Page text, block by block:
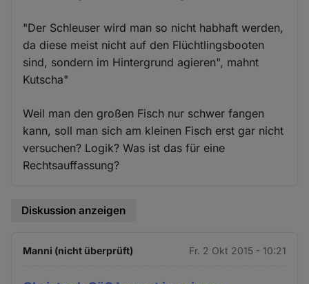
"Der Schleuser wird man so nicht habhaft werden,
da diese meist nicht auf den Flüchtlingsbooten
sind, sondern im Hintergrund agieren", mahnt
Kutscha"
Weil man den großen Fisch nur schwer fangen
kann, soll man sich am kleinen Fisch erst gar nicht
versuchen? Logik? Was ist das für eine
Rechtsauffassung?
Diskussion anzeigen
Manni (nicht überprüft) Fr. 2 Okt 2015 - 10:21
Cookies